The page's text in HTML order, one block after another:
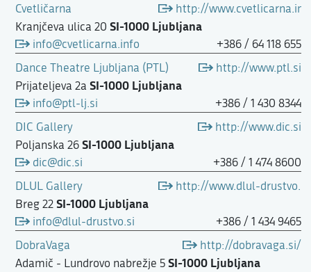
http://
Cvetličarna
Kranjčeva ulica 20 SI-1000 Ljubljana
+386 / 64 118 655
info@cvetlicarna.info
http://www.ptl.si
Dance Theatre Ljubljana (PTL)
Prijateljeva 2a SI-1000 Ljubljana
+386 / 1 430 8344
info@ptl-lj.si
http://www.dic.si
DIC Gallery
Poljanska 26 SI-1000 Ljubljana
+386 / 1 474 8600
dic@dic.si
http://www.dlul-
DLUL Gallery
Breg 22 SI-1000 Ljubljana
+386 / 1 434 9465
info@dlul-drustvo.si
http://dobravaga.si/
DobraVaga
Adamič - Lundrovo nabrežje 5 SI-1000 Ljubljana